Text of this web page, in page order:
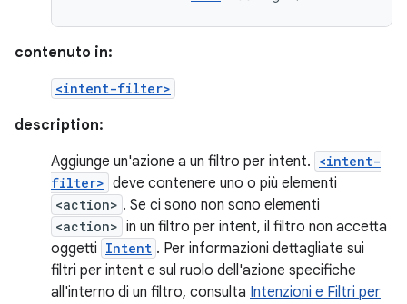
contenuto in:
<intent-filter>
description:
Aggiunge un'azione a un filtro per intent. <intent-
filter> deve contenere uno o più elementi
<action> . Se ci sono non sono elementi
<action> in un filtro per intent, il filtro non accetta
oggetti Intent . Per informazioni dettagliate sui
filtri per intent e sul ruolo dell'azione specifiche
all'interno di un filtro, consulta Intenzioni e Filtri per